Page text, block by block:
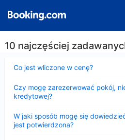
10 najczęściej
Co jest wliczone w cenę?
Czy mogę zarezerwować pokój,
kredytowej?
W jaki sposób mogę się
jest potwierdzona?